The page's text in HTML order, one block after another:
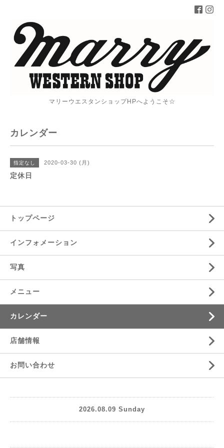
マリーウエスタンショップHPへようこそ☆
カレンダー
指定なし 2020-03-30 (月)
定休日
トップページ
インフォメーション
写真
メニュー
カレンダー
店舗情報
お問い合わせ
2026.08.09 Sunday